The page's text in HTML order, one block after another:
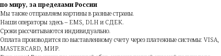
по миру, за пределами России
Мы также отправляем картины в разные страны.
Наши операторы здесь – EMS, DLH и СДЕК.
Сроки рассчитываются индивидуально.
Оплата производится по выставленному счету через платежные системы: VISA,
MASTERCARD, МИР.